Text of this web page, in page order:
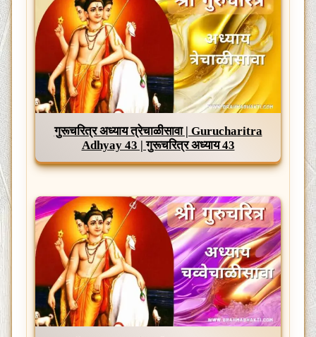
गुरूचरित्र अध्याय त्रेचाळीसावा | Gurucharitra
Adhyay 43 | गुरूचरित्र अध्याय 43